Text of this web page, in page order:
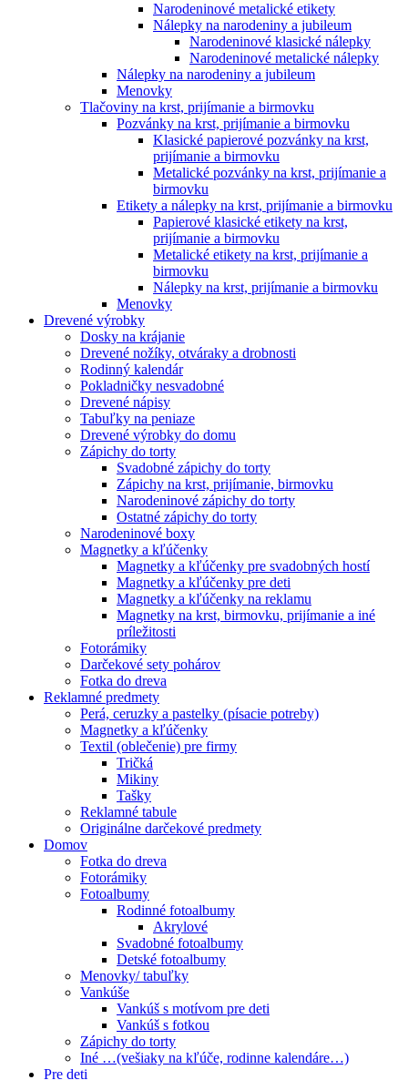
Narodeninové metalické etikety
Nálepky na narodeniny a jubileum
Narodeninové klasické nálepky
Narodeninové metalické nálepky
Nálepky na narodeniny a jubileum
Menovky
Tlačoviny na krst, prijímanie a birmovku
Pozvánky na krst, prijímanie a birmovku
Klasické papierové pozvánky na krst,
prijímanie a birmovku
Metalické pozvánky na krst, prijímanie a
birmovku
Etikety a nálepky na krst, prijímanie a birmovku
Papierové klasické etikety na krst,
prijímanie a birmovku
Metalické etikety na krst, prijímanie a
birmovku
Nálepky na krst, prijímanie a birmovku
Menovky
Drevené výrobky
Dosky na krájanie
Drevené nožíky, otváraky a drobnosti
Rodinný kalendár
Pokladničky nesvadobné
Drevené nápisy
Tabuľky na peniaze
Drevené výrobky do domu
Zápichy do torty
Svadobné zápichy do torty
Zápichy na krst, prijímanie, birmovku
Narodeninové zápichy do torty
Ostatné zápichy do torty
Narodeninové boxy
Magnetky a kľúčenky
Magnetky a kľúčenky pre svadobných hostí
Magnetky a kľúčenky pre deti
Magnetky a kľúčenky na reklamu
Magnetky na krst, birmovku, prijímanie a iné
príležitosti
Fotorámiky
Darčekové sety pohárov
Fotka do dreva
Reklamné predmety
Perá, ceruzky a pastelky (písacie potreby)
Magnetky a kľúčenky
Textil (oblečenie) pre firmy
Tričká
Mikiny
Tašky
Reklamné tabule
Originálne darčekové predmety
Domov
Fotka do dreva
Fotorámiky
Fotoalbumy
Rodinné fotoalbumy
Akrylové
Svadobné fotoalbumy
Detské fotoalbumy
Menovky/ tabuľky
Vankúše
Vankúš s motívom pre deti
Vankúš s fotkou
Zápichy do torty
Iné …(vešiaky na kľúče, rodinne kalendáre…)
Pre deti